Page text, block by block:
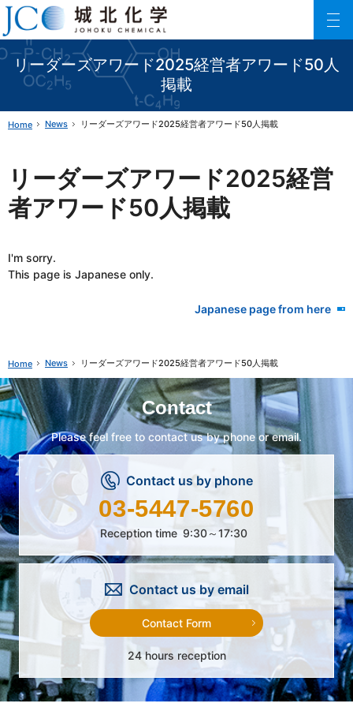
リーダーズアワード2025経営者アワード50人
掲載
Johoku Chemical
ファインケミカル製品の専門メーカー 城北化学工業株式会社
Home News リーダーズアワード2025経営者アワード50人掲載
リーダーズアワード2025経営
者アワード50人掲載
I'm sorry.
This page is Japanese only.
Japanese page from here
Home News リーダーズアワード2025経営者アワード50人掲載
Contact
Please feel free to contact us by phone or email.
Contact us by phone
03-5447-5760
Reception time 9:30～17:30
Contact us by email
Contact Form
24 hours reception